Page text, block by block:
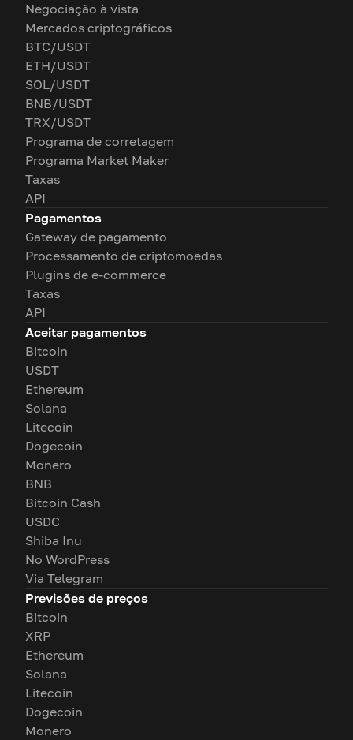
Negociação à vista
Mercados criptográficos
BTC/USDT
ETH/USDT
SOL/USDT
BNB/USDT
TRX/USDT
Programa de corretagem
Programa Market Maker
Taxas
API
Pagamentos
Gateway de pagamento
Processamento de criptomoedas
Plugins de e-commerce
Taxas
API
Aceitar pagamentos
Bitcoin
USDT
Ethereum
Solana
Litecoin
Dogecoin
Monero
BNB
Bitcoin Cash
USDC
Shiba Inu
No WordPress
Via Telegram
Previsões de preços
Bitcoin
XRP
Ethereum
Solana
Litecoin
Dogecoin
Monero